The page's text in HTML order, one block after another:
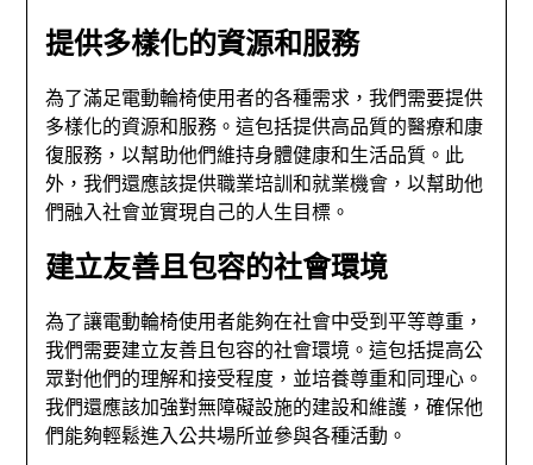
提供多樣化的資源和服務
為了滿足電動輪椅使用者的各種需求，我們需要提供
多樣化的資源和服務。這包括提供高品質的醫療和康
復服務，以幫助他們維持身體健康和生活品質。此
外，我們還應該提供職業培訓和就業機會，以幫助他
們融入社會並實現自己的人生目標。
建立友善且包容的社會環境
為了讓電動輪椅使用者能夠在社會中受到平等尊重，
我們需要建立友善且包容的社會環境。這包括提高公
眾對他們的理解和接受程度，並培養尊重和同理心。
我們還應該加強對無障礙設施的建設和維護，確保他
們能夠輕鬆進入公共場所並參與各種活動。